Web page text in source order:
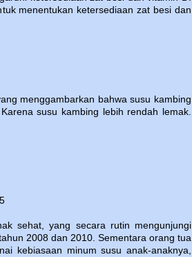
menentukan ketersediaan zat besi dan
menggambarkan bahwa susu kambing
susu kambing lebih rendah lemak.
sehat, yang secara rutin mengunjungi
2008 dan 2010. Sementara orang tua
kebiasaan minum susu anak-anaknya,